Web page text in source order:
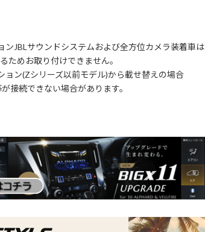
ンJBLサウンドシステムおよび全方位カメラ装着車は
めお取り付けできません。
ョン(Zシリーズ以前モデル)から載せ替えの場合
接続できない場合があります。